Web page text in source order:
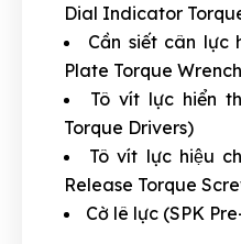
Dial Indicator
Cần siết cân lực
Plate Torque
Tô vít lực hiển
Torque Drivers)
Tô vít lực hiệu
Release Torque
Cờ lê lực (SPK